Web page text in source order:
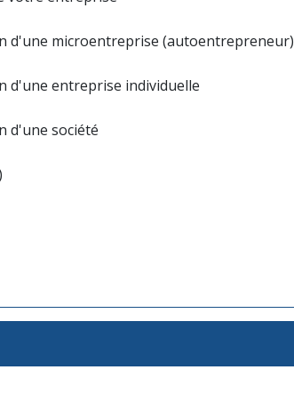
d'une microentreprise (autoentrepreneur)
d'une entreprise individuelle
d'une société